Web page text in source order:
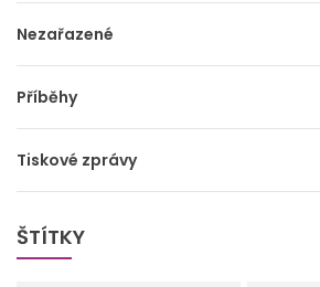
Nezařazené
Příběhy
Tiskové zprávy
ŠTÍTKY